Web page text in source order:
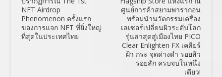
NFT Airdrop
Phenomenon ครั้งแรก
ของการแจก NFT ที่ยิ่งใหญ่
ที่สุดในประเทศไทย
ศูนย์การค้าสยามพารากอน
พร้อมนำนวัตกรรมเครื่อง
เลเซอร์เปลี่ยนผิวระดับโลก
รุ่นล่าสุดสู่เมืองไทย PICO
Clear Enlighten FX เคลียร์
ฝ้า กระ จุดด่างดำ รอยสิว
รอยสัก ครบจบในหนึ่ง
เดียว!